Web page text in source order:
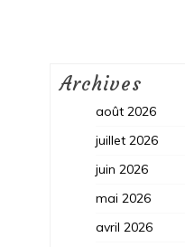
Archives
août 2026
juillet 2026
juin 2026
mai 2026
avril 2026